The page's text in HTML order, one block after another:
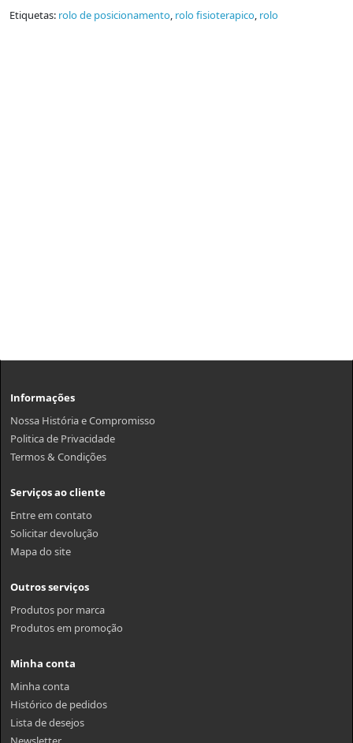
Etiquetas: rolo de posicionamento, rolo fisioterapico, rolo
Informações
Nossa História e Compromisso
Politica de Privacidade
Termos & Condições
Serviços ao cliente
Entre em contato
Solicitar devolução
Mapa do site
Outros serviços
Produtos por marca
Produtos em promoção
Minha conta
Minha conta
Histórico de pedidos
Lista de desejos